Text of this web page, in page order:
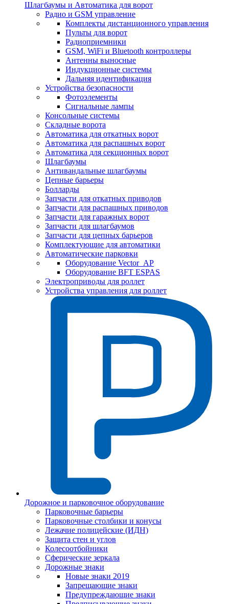
Шлагбаумы и Автоматика для ворот
Радио и GSM управление
Комплекты дистанционного управления
Пульты для ворот
Радиоприемники
GSM, WiFi и Bluetooth контроллеры
Антенны выносные
Индукционные системы
Дальняя идентификация
Устройства безопасности
Фотоэлементы
Сигнальные лампы
Консольные системы
Складные ворота
Автоматика для откатных ворот
Автоматика для распашных ворот
Автоматика для секционных ворот
Шлагбаумы
Антивандальные шлагбаумы
Цепные барьеры
Болларды
Запчасти для откатных приводов
Запчасти для распашных приводов
Запчасти для гаражных ворот
Запчасти для шлагбаумов
Запчасти для цепных барьеров
Комплектующие для автоматики
Автоматические парковки
Оборудование Vector_AP
Оборудование BFT ESPAS
Электроприводы для роллет
Устройства управления для роллет
Дорожное и парковочное оборудование
Парковочные барьеры
Парковочные столбики и конусы
Лежачие полицейские (ИДН)
Защита стен и углов
Колесоотбойники
Сферические зеркала
Дорожные знаки
Новые знаки 2019
Запрещающие знаки
Предупреждающие знаки